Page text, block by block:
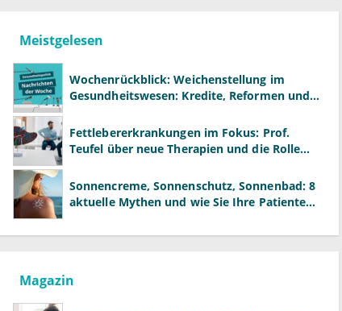
Meistgelesen
Wochenrückblick: Weichenstellung im
Gesundheitswesen: Kredite, Reformen und
Fettlebererkrankungen im Fokus: Prof.
Teufel über neue Therapien und die Rolle
Sonnencreme, Sonnenschutz, Sonnenbad: 8
aktuelle Mythen und wie Sie Ihre Patienten
Magazin